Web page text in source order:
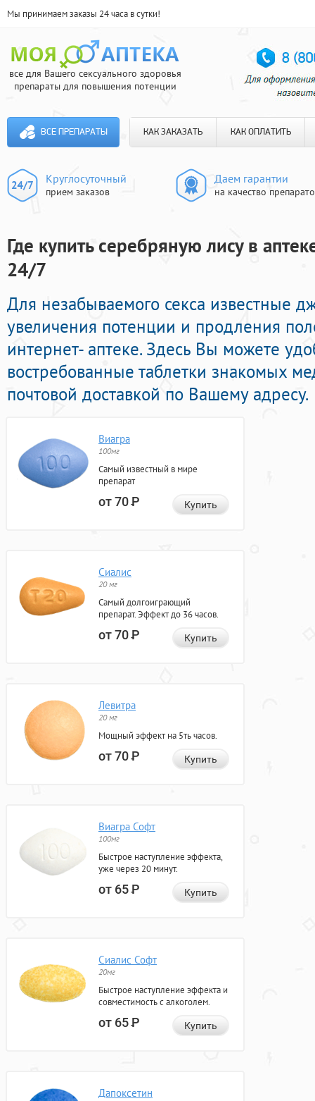
Мы принимаем заказы 24 часа в сутки!
все для Вашего сексуального здоровья
препараты для повышения потенции
ВСЕ ПРЕПАРАТЫ КАК ЗАКАЗАТЬ КАК ОПЛАТИТЬ
Круглосуточный
прием заказов
Даем гарантии
на качество
Где купить серебряную лису в
24/7
Для незабываемого секса известные
увеличения потенции и продления
интернет- аптеке. Здесь Вы можете
востребованные таблетки знакомых
почтовой доставкой по Вашему адресу.
Виагра
100мг
Самый известный в мире
препарат
от 70Р Купить
Сиалис
20 мг
Самый долгоиграющий
препарат. Эффект до 36 часов.
от 70Р Купить
Левитра
20 мг
Мощный эффект на 5ть часов.
от 70Р Купить
Виагра Софт
100мг
Быстрое наступление эффекта,
уже через 20 минут.
от 65Р Купить
Сиалис Софт
20мг
Быстрое наступление эффекта и
совместимость с алкоголем.
от 65Р Купить
Дапоксетин